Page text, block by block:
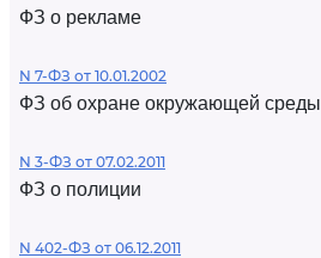
ФЗ о рекламе
N 7-ФЗ от 10.01.2002
ФЗ об охране окружающей среды
N 3-ФЗ от 07.02.2011
ФЗ о полиции
N 402-ФЗ от 06.12.2011